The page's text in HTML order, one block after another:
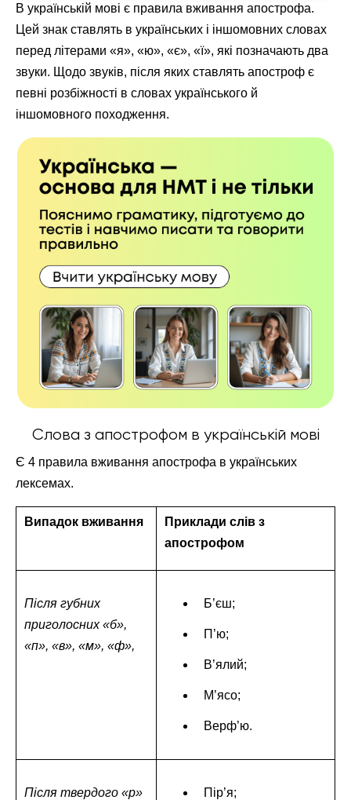
В українській мові є правила вживання апострофа.
Цей знак ставлять в українських і іншомовних словах
перед літерами «я», «ю», «є», «ї», які позначають два
звуки. Щодо звуків, після яких ставлять апостроф є
певні розбіжності в словах українського й
іншомовного походження.
Слова з апострофом в українській мові
Є 4 правила вживання апострофа в українських
лексемах.
Випадок вживання
Приклади слів з
апострофом
Після губних
приголосних «б»,
«п», «в», «м», «ф»,
Б’єш;
П’ю;
В’ялий;
М’ясо;
Верф’ю.
Після твердого «р» Пір’я;